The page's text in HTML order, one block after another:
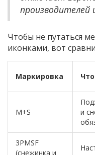
производителей
Чтобы не путаться
иконками, вот
Маркировка
M+S
и
3PMSF
(снежинка и